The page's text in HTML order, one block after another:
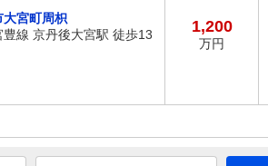
大宮町周枳
線 京丹後大宮駅 徒歩13
1,200
万円